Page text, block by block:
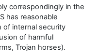
correspondingly in the
has reasonable
of internal security
of harmful
Trojan horses).